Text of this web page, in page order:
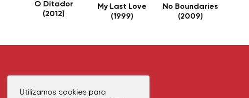
O Ditador
(2012)
My Last Love
(1999)
No Boundaries
(2009)
Utilizamos cookies para